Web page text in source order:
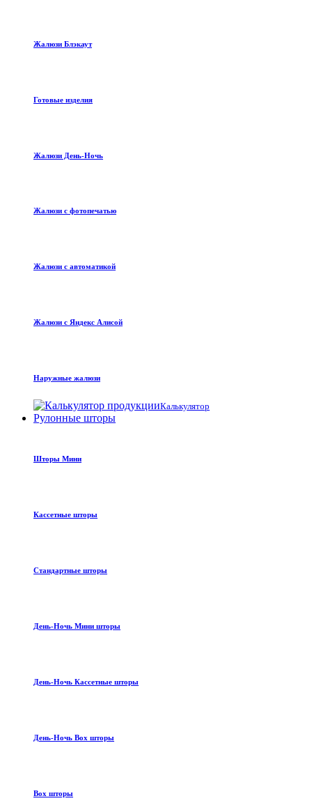
Жалюзи Блэкаут
Готовые изделия
Жалюзи День-Ночь
Жалюзи с фотопечатью
Жалюзи с автоматикой
Жалюзи с Яндекс Алисой
Наружные жалюзи
Калькулятор
Рулонные шторы
Шторы Мини
Кассетные шторы
Стандартные шторы
День-Ночь Мини шторы
День-Ночь Кассетные шторы
День-Ночь Box шторы
Box шторы